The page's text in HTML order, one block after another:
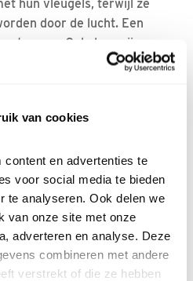
van cookies
en advertenties te
voor social media te bieden
te analyseren. Ook delen we
van onze site met onze
adverteren en analyse. Deze
combineren met andere
verstrekt of die ze hebben
hun vleugels, terwijl ze
door de lucht. Een
veren. Ook deze zijn
op allerlei omstandigheden.
ze ook voor de
heel indrukwekkend orgaan.
maar zijn aangepast op het
die een vleugel maakt op
homologe structuur aan de